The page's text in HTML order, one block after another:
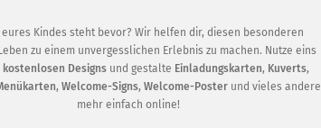
eures Kindes steht bevor? Wir helfen dir, diesen besonderen
zu einem unvergesslichen Erlebnis zu machen. Nutze eins
kostenlosen Designsund gestalte Einladungskarten, Kuverts,
, Welcome-Signs, Welcome-Posterund vieles andere
mehr einfach online!